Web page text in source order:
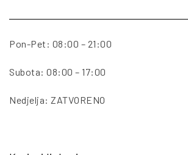
Pon-Pet: 08:00 – 21:00
Subota: 08:00 – 17:00
Nedjelja: ZATVORENO